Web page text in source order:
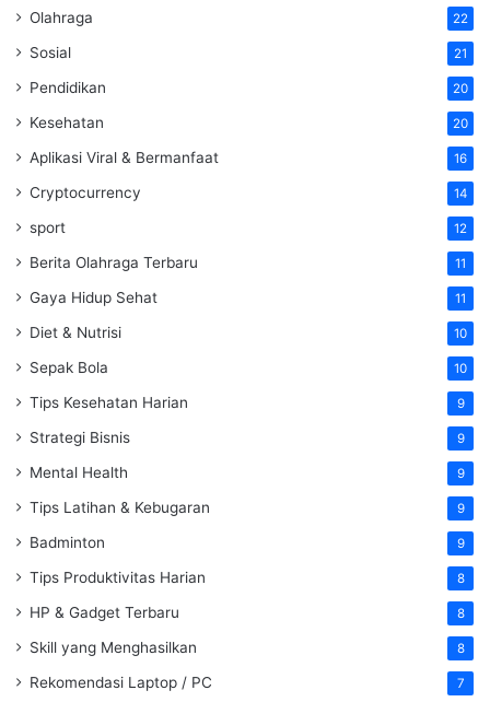
Olahraga 22
Sosial 21
Pendidikan 20
Kesehatan 20
Aplikasi Viral & Bermanfaat 16
Cryptocurrency 14
sport 12
Berita Olahraga Terbaru 11
Gaya Hidup Sehat 11
Diet & Nutrisi 10
Sepak Bola 10
Tips Kesehatan Harian 9
Strategi Bisnis 9
Mental Health 9
Tips Latihan & Kebugaran 9
Badminton 9
Tips Produktivitas Harian 8
HP & Gadget Terbaru 8
Skill yang Menghasilkan 8
Rekomendasi Laptop / PC 7